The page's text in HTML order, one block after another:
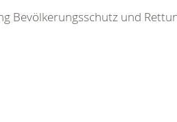
Bevölkerungsschutz und